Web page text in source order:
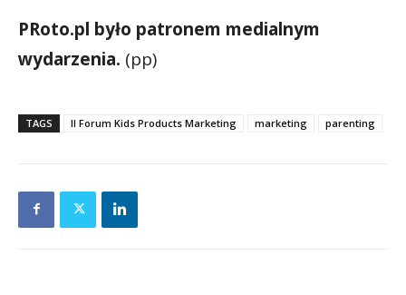
PRoto.pl było patronem medialnym
wydarzenia. (pp)
TAGS II Forum Kids Products Marketing marketing parenting